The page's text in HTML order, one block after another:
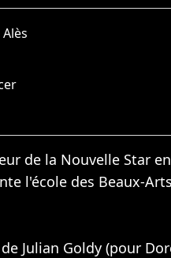
de la Nouvelle Star
l'école des Beaux-
Julian Goldy (pour